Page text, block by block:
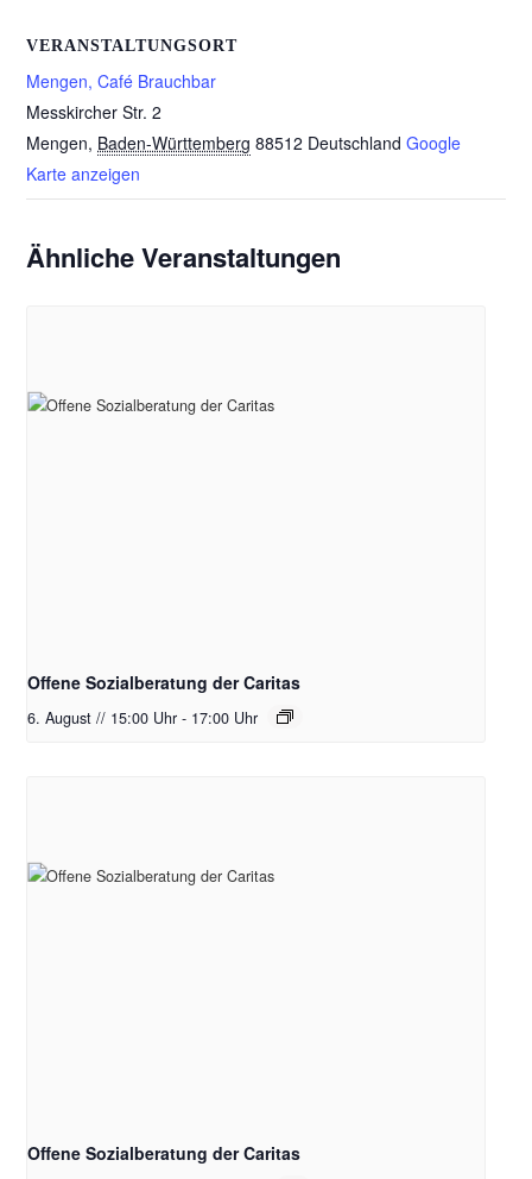
VERANSTALTUNGSORT
Mengen, Café Brauchbar
Messkircher Str. 2
Mengen, Baden-Württemberg 88512 Deutschland Google
Karte anzeigen
Ähnliche Veranstaltungen
Offene Sozialberatung der Caritas
6. August // 15:00 Uhr - 17:00 Uhr
Offene Sozialberatung der Caritas